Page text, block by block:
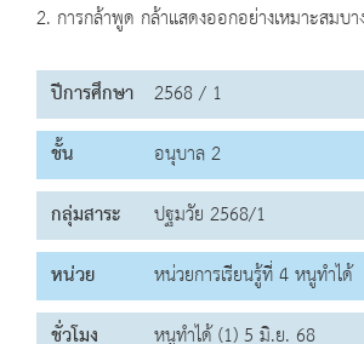
2. การกล้าพูด กล้าแสดงออกอย่างเหมาะสมบ
ปีการศึกษา 2568 / 1
ชั้น
อนุบาล 2
กลุ่มสาระ
ปฐมวัย 2568/1
หน่วย
หน่วยการเรียนรู้ที่ 4 หนูทำได้
ชั่วโมง
หนูทำได้ (1) 5 มิ.ย. 68